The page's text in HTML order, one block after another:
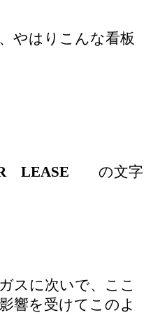
やはりこんな看板
LEASE の文字
スに次いで、ここ
響を受けてこのよ